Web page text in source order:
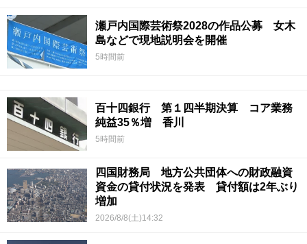
瀬戸内国際芸術祭2028の作品公募 女木
島などで現地説明会を開催
5時間前
百十四銀行 第１四半期決算 コア業務
純益35％増 香川
5時間前
四国財務局 地方公共団体への財政融資
資金の貸付状況を発表 貸付額は2年ぶり
増加
2026/8/8(土)14:32